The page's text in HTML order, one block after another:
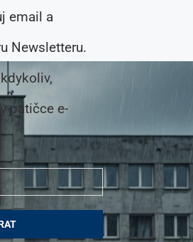
email a
Newsletteru.
patičce e-